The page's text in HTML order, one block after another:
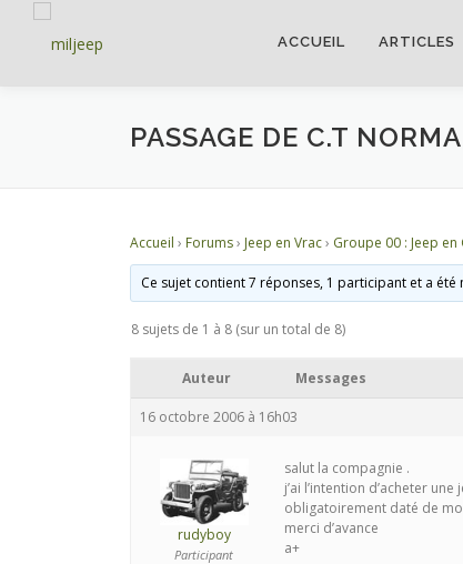
ACCUEIL ARTICLES
PASSAGE DE C.T
Accueil › Forums› Jeep en Vrac› Groupe 00 : Jeep en
Ce sujet contient 7 réponses, 1 participant et a
8 sujets de 1 à 8 (sur un total de 8)
Auteur Messages
16 octobre 2006 à 16h03
rudyboy
Participant
salut la compagnie .
j’ai l’intention d’acheter
obligatoirement daté de
merci d’avance
a+